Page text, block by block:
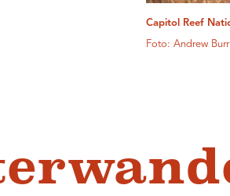
Capitol Reef
Foto: Andrew Burr